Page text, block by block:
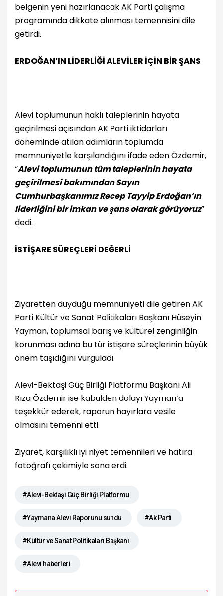
belgenin yeni hazırlanacak AK Parti çalışma
programında dikkate alınması temennisini dile
getirdi.
ERDOĞAN’IN LİDERLİĞİ ALEVİLER İÇİN BİR ŞANS
Alevi toplumunun haklı taleplerinin hayata
geçirilmesi açısından AK Parti iktidarları
döneminde atılan adımların toplumda
memnuniyetle karşılandığını ifade eden Özdemir,
“Alevi toplumunun tüm taleplerinin hayata
geçirilmesi bakımından Sayın
Cumhurbaşkanımız Recep Tayyip Erdoğan’ın
liderliğini bir imkan ve şans olarak görüyoruz”
dedi.
İSTİŞARE SÜREÇLERİ DEĞERLİ
Ziyaretten duyduğu memnuniyeti dile getiren AK
Parti Kültür ve Sanat Politikaları Başkanı Hüseyin
Yayman, toplumsal barış ve kültürel zenginliğin
korunması adına bu tür istişare süreçlerinin büyük
önem taşıdığını vurguladı.
Alevi-Bektaşi Güç Birliği Platformu Başkanı Ali
Rıza Özdemir ise kabulden dolayı Yayman’a
teşekkür ederek, raporun hayırlara vesile
olmasını temenni etti.
Ziyaret, karşılıklı iyi niyet temennileri ve hatıra
fotoğrafı çekimiyle sona erdi.
#Alevi-Bektaşi Güç Birliği Platformu
#Yaymana Alevi Raporunu sundu #Ak Parti
#Kültür ve Sanat Politikaları Başkanı
#Alevi haberleri